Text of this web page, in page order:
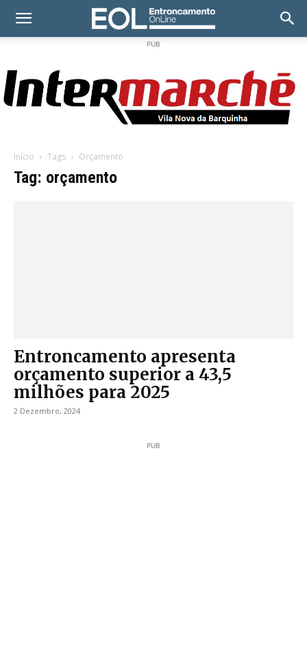
PUB
Início Tags Orçamento
Tag: orçamento
Entroncamento apresenta
orçamento superior a 43,5
milhões para 2025
2 Dezembro, 2024
PUB